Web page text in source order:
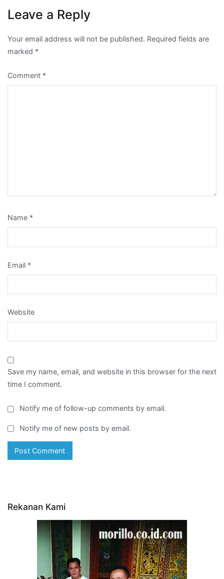
Leave a Reply
Your email address will not be published. Required fields are
marked *
Comment *
Name *
Email *
Website
Save my name, email, and website in this browser for the next
time I comment.
Notify me of follow-up comments by email.
Notify me of new posts by email.
Rekanan Kami